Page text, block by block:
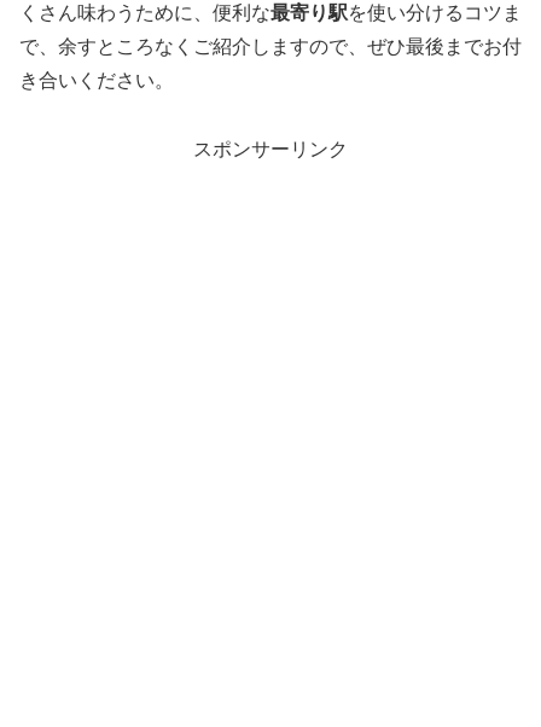
くさん味わうために、便利な最寄り駅を使い分けるコツま
で、余すところなくご紹介しますので、ぜひ最後までお付
き合いください。
スポンサーリンク